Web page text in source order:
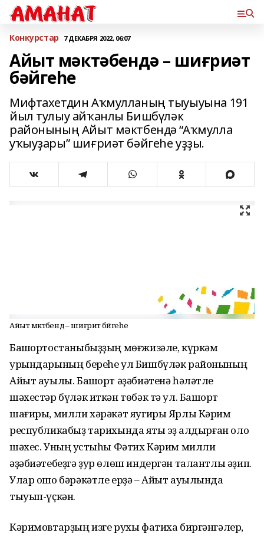
Конкурстар 7 ДЕКАБРЯ 2022, 06:07
Айыт мәктәбендә – шиғриәт
бәйгеһе
Мифтахетдин Аҡмулланың тыуыуына 191
йыл тулыу айҡанлы Бишбүләк
районының Айыт мәктбендә “Аҡмулла
уҡыуҙары” шиғриәт бәйгеһе уҙҙы.
Айыт мәктәбендә – шиғриәт бәйгеһе
Башҡортостаныбыҙҙың мөғжизәле, күркәм
урындарының береһе ул Бишбүләк районының
Айыт ауылы. Башҡорт әҙәбиәтенә һәләтле
шәхестәр бүләк иткән төбәк тә ул. Башҡорт
шағиры, милли хәрәкәт яугиры Ярлы Кәрим
республикабыҙ тарихында яҡты эҙ ҡалдырған оло
шәхес. Уның ҡустыһы Фәтих Кәрим милли
әҙәбиәтебеҙгә ҙур өлөш индергән талантлы әҙип.
Улар ошо бәрәкәтле ерҙә – Айыт ауылында
тыуып-үҫкән.
Кәримовтарҙың изге рухы фатиха биргәнгәлер,